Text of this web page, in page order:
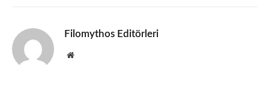
Filomythos Editörleri
Website